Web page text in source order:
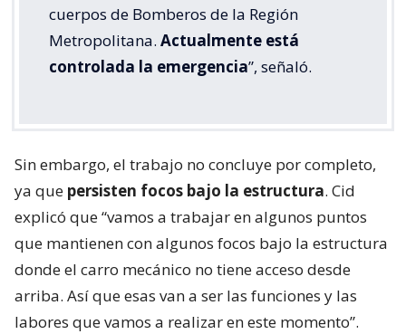
cuerpos de Bomberos de la Región
Metropolitana. Actualmente está
controlada la emergencia”, señaló.
Sin embargo, el trabajo no concluye por completo,
ya que persisten focos bajo la estructura. Cid
explicó que “vamos a trabajar en algunos puntos
que mantienen con algunos focos bajo la estructura
donde el carro mecánico no tiene acceso desde
arriba. Así que esas van a ser las funciones y las
labores que vamos a realizar en este momento”.